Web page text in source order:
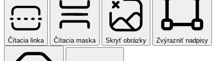
Čítacia linka Čítacia maska Skryť obrázky Zvýrazniť nadpisy